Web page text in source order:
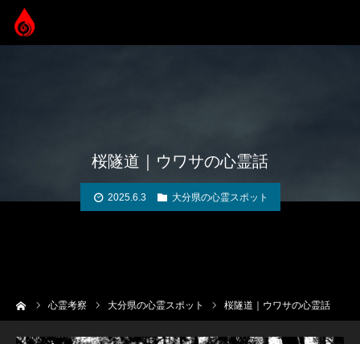
桜隧道｜ウワサの心霊話
2025.6.3 大分県の心霊スポット
心霊考察 大分県の心霊スポット 桜隧道｜ウワサの心霊話